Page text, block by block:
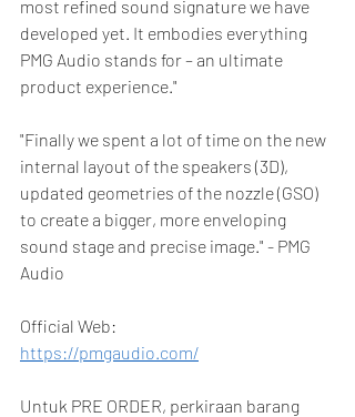
most refined sound signature we have
developed yet. It embodies everything
PMG Audio stands for – an ultimate
product experience."
"Finally we spent a lot of time on the new
internal layout of the speakers (3D),
updated geometries of the nozzle (GSO)
to create a bigger, more enveloping
sound stage and precise image." - PMG
Audio
Official Web:
https://pmgaudio.com/
Untuk PRE ORDER, perkiraan barang